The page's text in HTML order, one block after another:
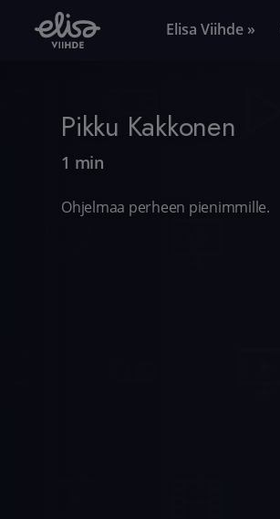
Elisa Viihde »
Pikku Kakkonen
1 min
Ohjelmaa perheen pienimmille.